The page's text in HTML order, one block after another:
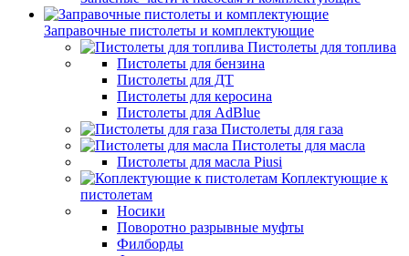
Заправочные пистолеты и комплектующие
Пистолеты для топлива
Пистолеты для бензина
Пистолеты для ДТ
Пистолеты для керосина
Пистолеты для AdBlue
Пистолеты для газа
Пистолеты для масла
Пистолеты для масла Piusi
Коплектующие к
пистолетам
Носики
Поворотно разрывные муфты
Филборды